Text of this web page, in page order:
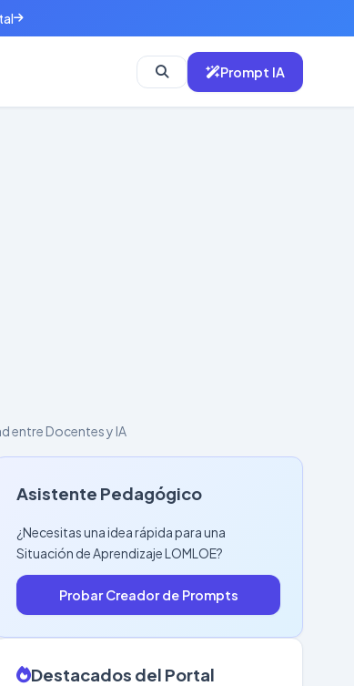
Prompt IA
entre Docentes y IA
Asistente Pedagógico
¿Necesitas una idea rápida para una
Situación de Aprendizaje LOMLOE?
Probar Creador de Prompts
Destacados del Portal